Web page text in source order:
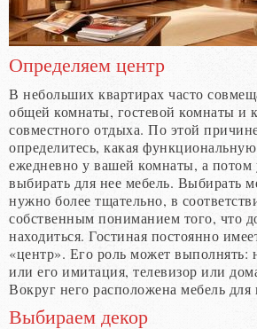
Определяем центр
В небольших квартирах часто
общей комнаты, гостевой комнаты и
совместного отдыха. По этой
определитесь, какая функциональную
ежедневно у вашей комнаты, а потом
выбирать для нее мебель. Выбирать
нужно более тщательно, в
собственным пониманием того, что
находиться. Гостиная постоянно
«центр». Его роль может выполнять:
или его имитация, телевизор или
Вокруг него расположена мебель для
Выбираем декор